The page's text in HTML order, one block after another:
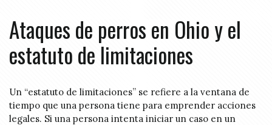
Ataques de perros en Ohio y el
estatuto de limitaciones
Un “estatuto de limitaciones” se refiere a la ventana de
tiempo que una persona tiene para emprender acciones
legales. Si una persona intenta iniciar un caso en un